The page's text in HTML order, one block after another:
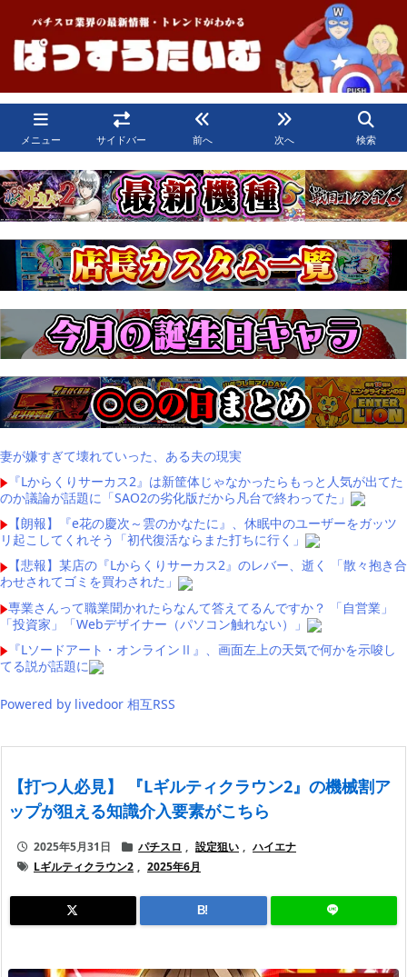
メニュー サイドバー 前へ 次へ 検索
妻が嫌すぎて壊れていった、ある夫の現実
『Lからくりサーカス2』は新筐体じゃなかったらもっと人気が出てた
のか議論が話題に「SAO2の劣化版だから凡台で終わってた」
【朗報】『e花の慶次～雲のかなたに』、休眠中のユーザーをガッツ
リ起こしてくれそう「初代復活ならまた打ちに行く」
【悲報】某店の『Lからくりサーカス2』のレバー、逝く 「散々抱き合
わせされてゴミを買わされた」
専業さんって職業聞かれたらなんて答えてるんですか？ 「自営業」
「投資家」「Webデザイナー（パソコン触れない）」
『Lソードアート・オンラインⅡ』、画面左上の天気で何かを示唆し
てる説が話題に
Powered by livedoor 相互RSS
【打つ人必見】 『Lギルティクラウン2』の機械割ア
ップが狙える知識介入要素がこちら
2025年5月31日 パチスロ , 設定狙い , ハイエナ
Lギルティクラウン2 , 2025年6月
B!